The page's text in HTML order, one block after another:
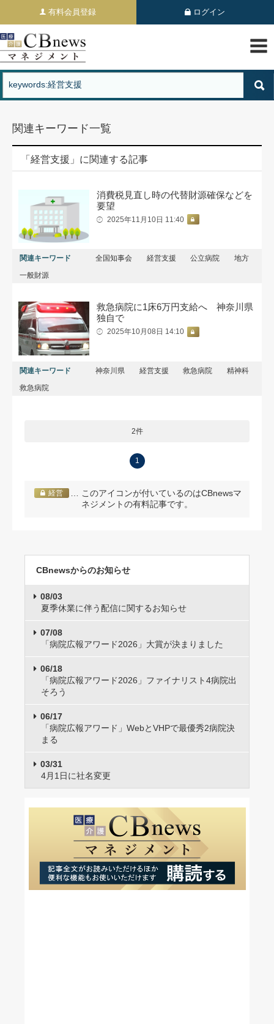
有料会員登録 ログイン
関連キーワード一覧
「経営支援」に関連する記事
消費税見直し時の代替財源確保などを
要望
2025年11月10日 11:40
関連キーワード 全国知事会 経営支援 公立病院
地方
一般財源
救急病院に1床6万円支給へ 神奈川県
独自で
2025年10月08日 14:10
関連キーワード 神奈川県 経営支援 救急病院
精神科
救急病院
2件
1
経営
… このアイコンが付いているのはCBnewsマ
ネジメントの有料記事です。
CBnewsからのお知らせ
08/03
夏季休業に伴う配信に関するお知らせ
07/08
「病院広報アワード2026」大賞が決まりました
06/18
「病院広報アワード2026」ファイナリスト4病院出
そろう
06/17
「病院広報アワード」WebとVHPで最優秀2病院決
まる
03/31
4月1日に社名変更